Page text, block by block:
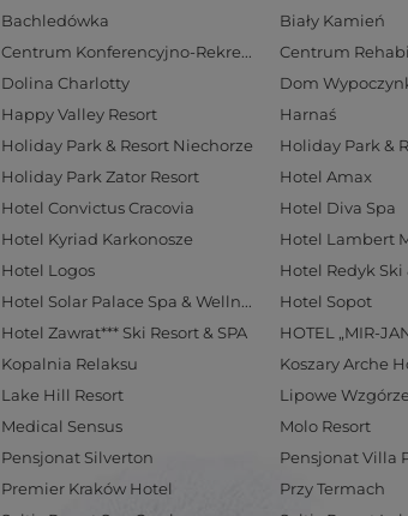
Bachledówka Biały Kamień
Centrum Konferencyjno-Rekreacyjne Geovita w Zakopanem
Dolina Charlotty Dom
Happy Valley Resort Harnaś
Holiday Park & Resort Niechorze
Holiday Park Zator Resort
Hotel Amax
Hotel Convictus Cracovia Hotel Diva Spa
Hotel Kyriad Karkonosze Hotel Lambert
Hotel Logos Hotel Redyk Ski
Hotel Solar Palace Spa & Wellness Hotel Sopot
Hotel Zawrat*** Ski Resort & SPA HOTEL „MIR-
Kopalnia Relaksu Koszary Arche
Lake Hill Resort Lipowe Wzgórze
Medical Sensus Molo Resort
Pensjonat Silverton Pensjonat Villa
Premier Kraków Hotel Przy Termach